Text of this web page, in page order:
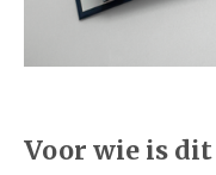
Voor wie is